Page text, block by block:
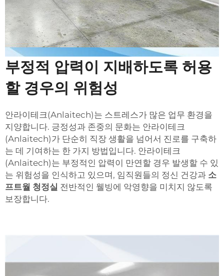
부정적 압력이 지배하도록 허용
할 경우의 위험성
안라이테크(Anlaitech)는 스트레스가 많은 업무 환경을
지양합니다. 긍정성과 존중의 문화는 안라이테크
(Anlaitech)가 단순히 직장 생활을 넘어서 진로를 구축하
는 데 기여하는 한 가지 방법입니다. 안라이테크
(Anlaitech)는 부정적인 압력이 만연할 경우 발생할 수 있
는 위험성을 인식하고 있으며, 임직원들의 정신 건강과 소
프트월 청정실 전반적인 웰빙에 악영향을 미치지 않도록
보장합니다.